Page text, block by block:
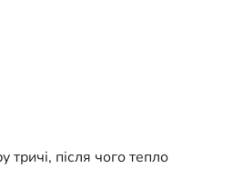
після чого тепло